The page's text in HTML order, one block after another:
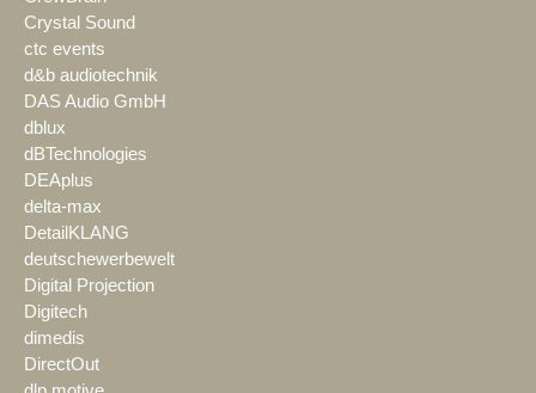
Crystal Sound
ctc events
d&b audiotechnik
DAS Audio GmbH
dblux
dBTechnologies
DEAplus
delta-max
DetailKLANG
deutschewerbewelt
Digital Projection
Digitech
dimedis
DirectOut